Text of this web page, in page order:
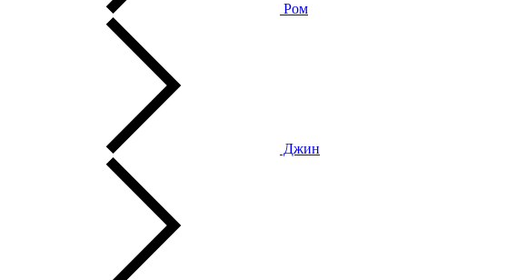
Ром
Джин